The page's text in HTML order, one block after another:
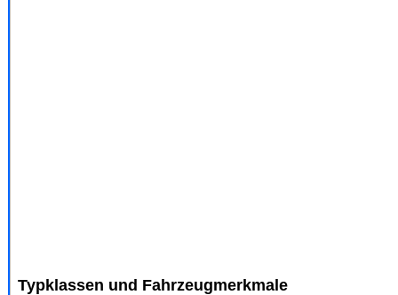
Typklassen und Fahrzeugmerkmale